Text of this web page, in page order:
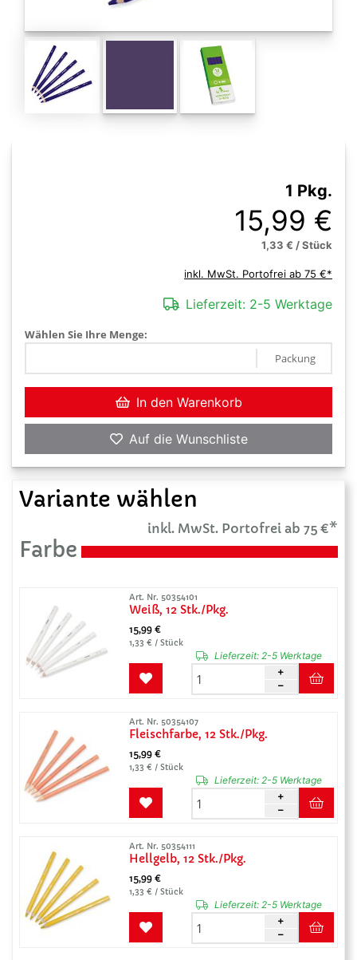
1 Pkg.
15,99 €
1,33 € / Stück
inkl. MwSt. Portofrei ab 75 €*
Lieferzeit: 2-5 Werktage
Wählen Sie Ihre Menge:
Packung
In den Warenkorb
Auf die Wunschliste
Variante wählen
inkl. MwSt. Portofrei ab 75 €*
Farbe
Art. Nr. 50354101
Weiß, 12 Stk./Pkg.
15,99 €
1,33 € / Stück
Lieferzeit:2-5 Werktage
Art. Nr. 50354107
Fleischfarbe, 12 Stk./Pkg.
15,99 €
1,33 € / Stück
Lieferzeit:2-5 Werktage
Art. Nr. 50354111
Hellgelb, 12 Stk./Pkg.
15,99 €
1,33 € / Stück
Lieferzeit:2-5 Werktage